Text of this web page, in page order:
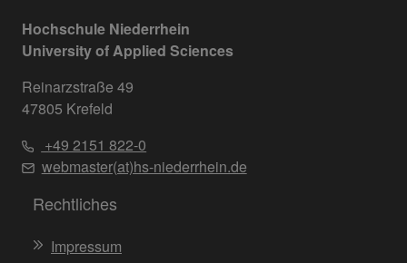
Hochschule Niederrhein
University of Applied Sciences
Reinarzstraße 49
47805 Krefeld
+49 2151 822-0
webmaster(at)hs-niederrhein.de
Rechtliches
Impressum